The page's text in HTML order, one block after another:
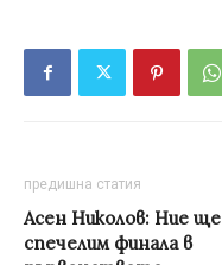
предишна статия
Асен Николов: Ние ще
спечелим финала в